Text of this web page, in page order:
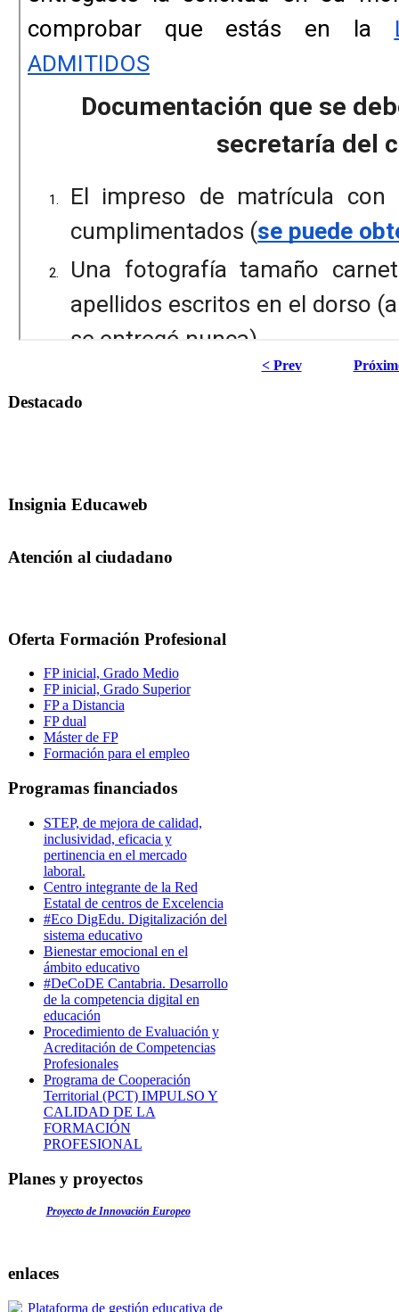
< Prev
Destacado
Insignia Educaweb
Atención al ciudadano
Oferta Formación Profesional
FP inicial, Grado Medio
FP inicial, Grado Superior
FP a Distancia
FP dual
Máster de FP
Formación para el empleo
Programas financiados
STEP, de mejora de calidad,
inclusividad, eficacia y
pertinencia en el mercado
laboral.
Centro integrante de la Red
Estatal de centros de Excelencia
#Eco DigEdu. Digitalización del
sistema educativo
Bienestar emocional en el
ámbito educativo
#DeCoDE Cantabria. Desarrollo
de la competencia digital en
educación
Procedimiento de Evaluación y
Acreditación de Competencias
Profesionales
Programa de Cooperación
Territorial (PCT) IMPULSO Y
CALIDAD DE LA
FORMACIÓN
PROFESIONAL
Planes y proyectos
Proyecto de Innovación Europeo
enlaces